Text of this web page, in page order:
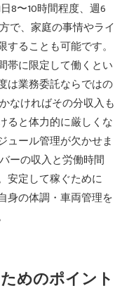
8〜10時間程度、週6
で、家庭の事情やライ
ることも可能です。
帯に限定して働くとい
は業務委託ならではの
なければその分収入も
ると体力的に厳しくな
ュール管理が欠かせま
ーの収入と労働時間
安定して稼ぐために
身の体調・車両管理を
めのポイント